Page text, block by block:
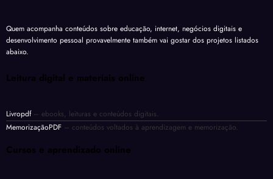
Quem acompanha conteúdos sobre educação, internet, negócios digitais e
desenvolvimento pessoal provavelmente também vai gostar dos projetos listados
abaixo.
Leitura digital e materiais online
Livropdf– ebooks, leituras e conteúdos digitais.
MemorizaçãoPDF – conteúdos voltados à aprendizagem e memorização.
Cursos e aprendizado online